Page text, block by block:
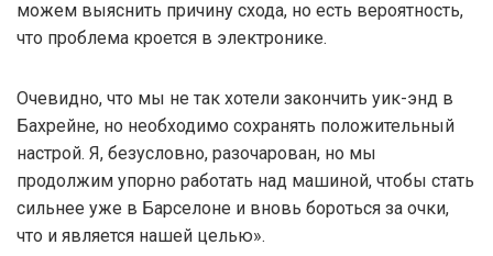
можем выяснить причину схода, но есть вероятность,
что проблема кроется в электронике.
Очевидно, что мы не так хотели закончить уик-энд в
Бахрейне, но необходимо сохранять положительный
настрой. Я, безусловно, разочарован, но мы
продолжим упорно работать над машиной, чтобы стать
сильнее уже в Барселоне и вновь бороться за очки,
что и является нашей целью».